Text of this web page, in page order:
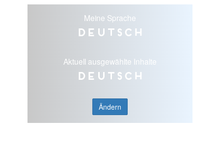
Meine Sprache
Deutsch
Aktuell ausgewählte Inhalte
Deutsch
Ändern